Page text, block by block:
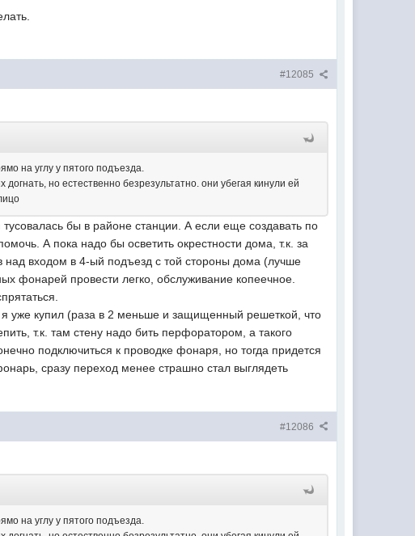
#12085
на углу у пятого подъезда.
но естественно безрезультатно. они убегая кинули ей
бы в районе станции. А если еще создавать по
А пока надо бы осветить окрестности дома, т.к. за
над входом в 4-ый подъезд с той стороны дома (лучше
фонарей провести легко, обслуживание копеечное.
уже купил (раза в 2 меньше и защищенный решеткой, что
т.к. там стену надо бить перфоратором, а такого
подключиться к проводке фонаря, но тогда придется
сразу переход менее страшно стал выглядеть
#12086
на углу у пятого подъезда.